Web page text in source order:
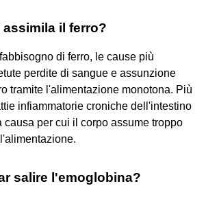
il ferro?
di ferro, le cause più
perdite di sangue e assunzione
tramite l'alimentazione monotona. Più
infiammatorie croniche dell'intestino
causa per cui il corpo assume troppo
salire l'emoglobina?